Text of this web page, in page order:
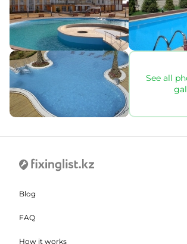
See all
Blog
FAQ
How it works